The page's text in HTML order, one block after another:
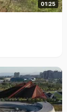
01:25